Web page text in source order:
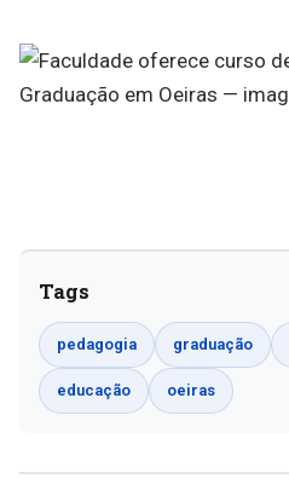
Tags
pedagogia graduação
educação oeiras